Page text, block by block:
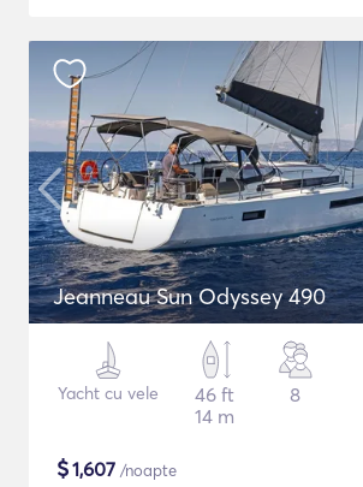
Jeanneau Sun Odyssey 490
Yacht cu vele
46 ft
14 m
8
$1,607 /noapte